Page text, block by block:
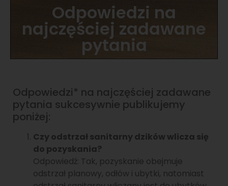
Odpowiedzi na
najczęściej zadawane
pytania
Odpowiedzi* na najczęściej zadawane
pytania sukcesywnie publikujemy
poniżej:
Czy odstrzał sanitarny dzików wlicza się
do pozyskania?
Odpowiedź: Tak, pozyskanie obejmuje
odstrzał planowy, odłów i ubytki, natomiast